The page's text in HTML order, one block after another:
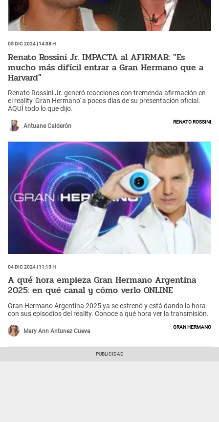
05 Dic 2024 | 14:38 h
Renato Rossini Jr. IMPACTA al AFIRMAR: "Es
mucho más difícil entrar a Gran Hermano que a
Harvard"
Renato Rossini Jr. generó reacciones con tremenda afirmación en
el reality 'Gran Hermano' a pocos días de su presentación oficial.
AQUÍ todo lo que dijo.
Antuane Calderón
Renato Rossini
04 Dic 2024 | 11:13 h
A qué hora empieza Gran Hermano Argentina
2025: en qué canal y cómo verlo ONLINE
Gran Hermano Argentina 2025 ya se estrenó y está dando la hora
con sus episodios del reality. Conoce a qué hora ver la transmisión.
Mary Ann Antunez Cueva
Gran Hermano